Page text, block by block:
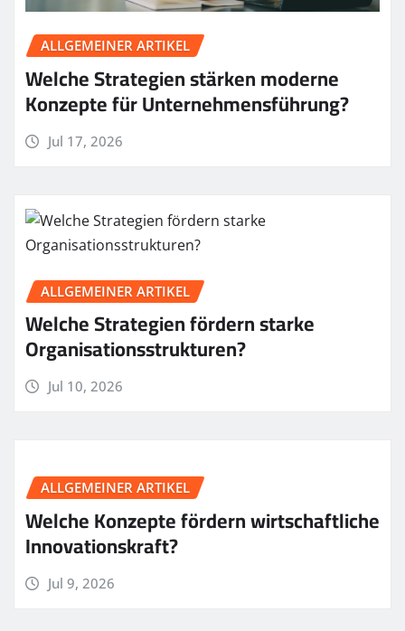
ALLGEMEINER ARTIKEL
Welche Strategien stärken moderne
Konzepte für Unternehmensführung?
Jul 17, 2026
ALLGEMEINER ARTIKEL
Welche Strategien fördern starke
Organisationsstrukturen?
Jul 10, 2026
ALLGEMEINER ARTIKEL
Welche Konzepte fördern wirtschaftliche
Innovationskraft?
Jul 9, 2026